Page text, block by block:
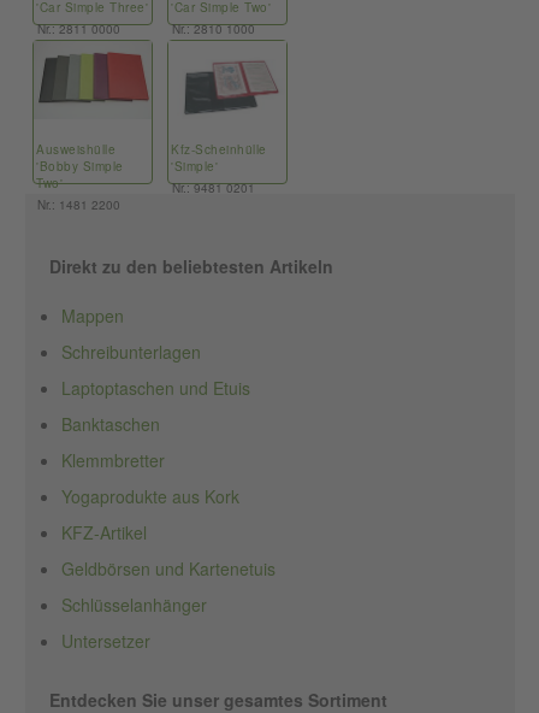
'Car Simple Three'
Nr.: 2811 0000
'Car Simple Two'
Nr.: 2810 1000
Ausweishülle
'Bobby Simple
Two'
Nr.: 1481 2200
Kfz-Scheinhülle
'Simple'
Nr.: 9481 0201
Direkt zu den beliebtesten Artikeln
Mappen
Schreibunterlagen
Laptoptaschen und Etuis
Banktaschen
Klemmbretter
Yogaprodukte aus Kork
KFZ-Artikel
Geldbörsen und Kartenetuis
Schlüsselanhänger
Untersetzer
Entdecken Sie unser gesamtes Sortiment